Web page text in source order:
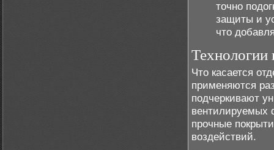
точно
защиты и
что
Технологии
Что касается
применяются
подчеркивают
вентилируемых
прочные
воздействий.